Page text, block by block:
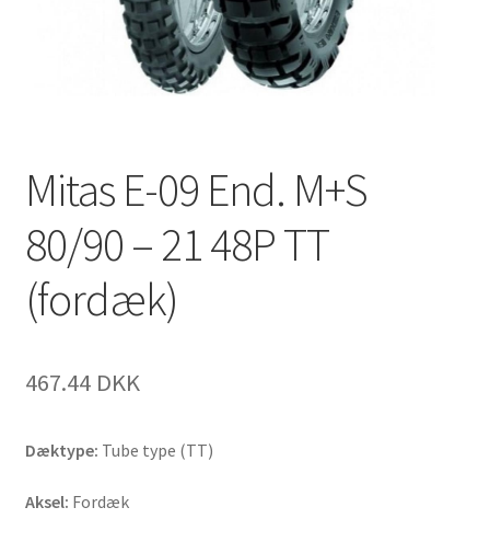
Mitas E-09 End. M+S
80/90 – 21 48P TT
(fordæk)
467.44 DKK
Dæktype: Tube type (TT)
Aksel: Fordæk